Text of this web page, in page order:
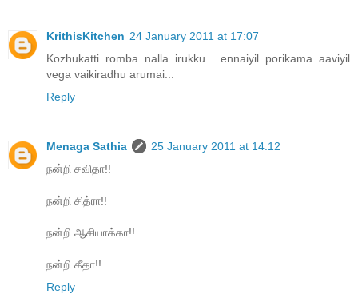
KrithisKitchen 24 January 2011 at 17:07
Kozhukatti romba nalla irukku... ennaiyil porikama aaviyil
vega vaikiradhu arumai...
Reply
Menaga Sathia
25 January 2011 at 14:12
நன்றி சவிதா!!
நன்றி சித்ரா!!
நன்றி ஆசியாக்கா!!
நன்றி கீதா!!
Reply